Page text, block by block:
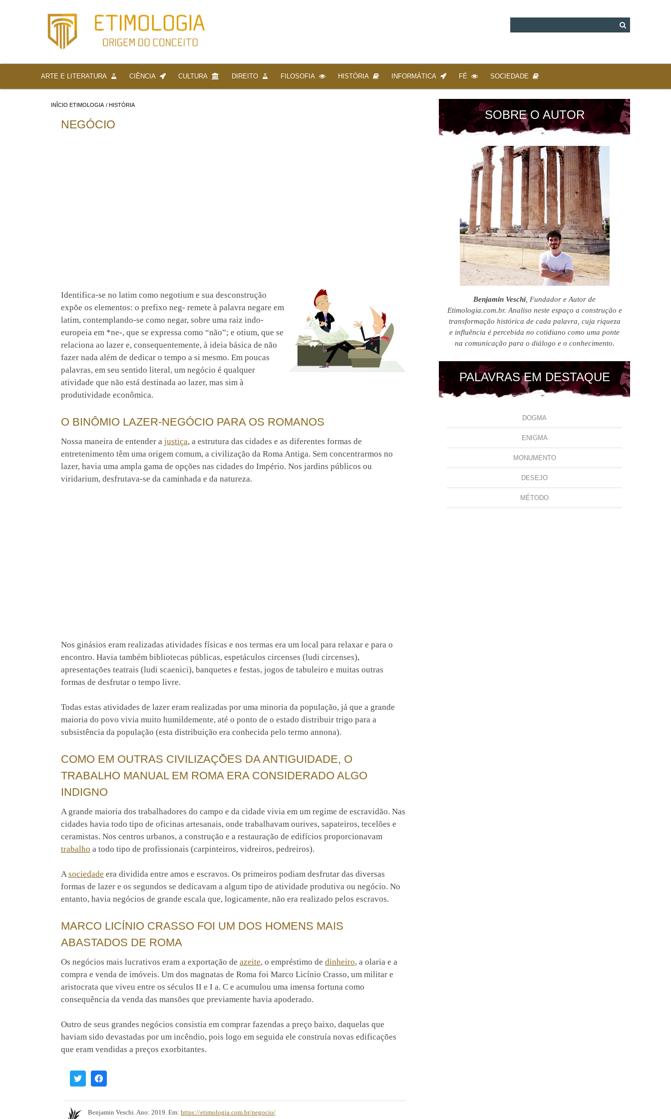
ARTE E LITERATURA CIÊNCIA CULTURA DIREITO FILOSOFIA HISTÓRIA INFORMÁTICA FÉ SOCIEDADE
INÎCIO ETIMOLOGIA / HISTÓRIA
NEGÓCIO
Identifica-se no latim como negotium e sua desconstrução
expõe os elementos: o prefixo neg- remete à palavra negare em
latim, contemplando-se como negar, sobre uma raiz indo-
europeia em *ne-, que se expressa como “não”; e otium, que se
relaciona ao lazer e, consequentemente, à ideia básica de não
fazer nada além de dedicar o tempo a si mesmo. Em poucas
palavras, em seu sentido literal, um negócio é qualquer
atividade que não está destinada ao lazer, mas sim à
produtividade econômica.
O BINÔMIO LAZER-NEGÓCIO PARA OS ROMANOS
Nossa maneira de entender a justiça, a estrutura das cidades e as diferentes formas de
entretenimento têm uma origem comum, a civilização da Roma Antiga. Sem concentrarmos no
lazer, havia uma ampla gama de opções nas cidades do Império. Nos jardins públicos ou
viridarium, desfrutava-se da caminhada e da natureza.
Nos ginásios eram realizadas atividades físicas e nos termas era um local para relaxar e para o
encontro. Havia também bibliotecas públicas, espetáculos circenses (ludi circenses),
apresentações teatrais (ludi scaenici), banquetes e festas, jogos de tabuleiro e muitas outras
formas de desfrutar o tempo livre.
Todas estas atividades de lazer eram realizadas por uma minoria da população, já que a grande
maioria do povo vivia muito humildemente, até o ponto de o estado distribuir trigo para a
subsistência da população (esta distribuição era conhecida pelo termo annona).
COMO EM OUTRAS CIVILIZAÇÕES DA ANTIGUIDADE, O
TRABALHO MANUAL EM ROMA ERA CONSIDERADO ALGO
INDIGNO
A grande maioria dos trabalhadores do campo e da cidade vivia em um regime de escravidão. Nas
cidades havia todo tipo de oficinas artesanais, onde trabalhavam ourives, sapateiros, tecelões e
ceramistas. Nos centros urbanos, a construção e a restauração de edifícios proporcionavam
trabalho a todo tipo de profissionais (carpinteiros, vidreiros, pedreiros).
Asociedade era dividida entre amos e escravos. Os primeiros podiam desfrutar das diversas
formas de lazer e os segundos se dedicavam a algum tipo de atividade produtiva ou negócio. No
entanto, havia negócios de grande escala que, logicamente, não era realizado pelos escravos.
MARCO LICÍNIO CRASSO FOI UM DOS HOMENS MAIS
ABASTADOS DE ROMA
Os negócios mais lucrativos eram a exportação de azeite, o empréstimo de dinheiro, a olaria e a
compra e venda de imóveis. Um dos magnatas de Roma foi Marco Licínio Crasso, um militar e
aristocrata que viveu entre os séculos II e I a. C e acumulou uma imensa fortuna como
consequência da venda das mansões que previamente havia apoderado.
Outro de seus grandes negócios consistia em comprar fazendas a preço baixo, daquelas que
haviam sido devastadas por um incêndio, pois logo em seguida ele construía novas edificações
que eram vendidas a preços exorbitantes.
Benjamin Veschi. Ano: 2019. Em: https://etimologia.com.br/negocio/
SOBRE O AUTOR
Benjamin Veschi , Fundador e Autor de
Etimologia.com.br. Analiso neste espaço a construção e
transformação histórica de cada palavra, cuja riqueza
e influência é percebida no cotidiano como uma ponte
na comunicação para o diálogo e o conhecimento.
PALAVRAS EM DESTAQUE
DOGMA
ENIGMA
MONUMENTO
DESEJO
MÉTODO